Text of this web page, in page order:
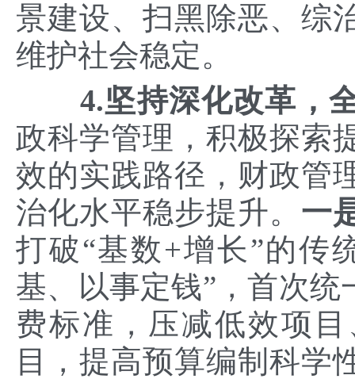
景建设、扫黑除恶、综
维护社会稳定。
4.坚持深化改革，
政科学管理，积极探索
效的实践路径，财政管
治化水平稳步提升。 一
打破“基数+增长”的传
基、以事定钱”，首次
费标准，压减低效项
目，提高预算编制科学